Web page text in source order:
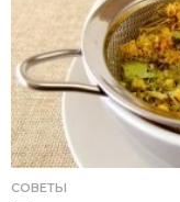
СОВЕТЫ